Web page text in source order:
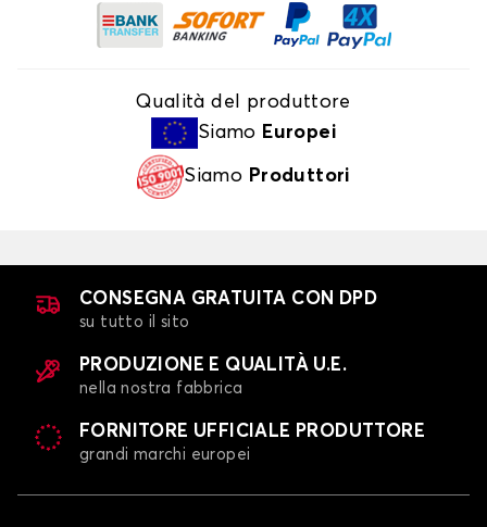
Qualità del produttore
Siamo Europei
Siamo Produttori
CONSEGNA GRATUITA CON DPD
su tutto il sito
PRODUZIONE E QUALITÀ U.E.
nella nostra fabbrica
FORNITORE UFFICIALE PRODUTTORE
grandi marchi europei